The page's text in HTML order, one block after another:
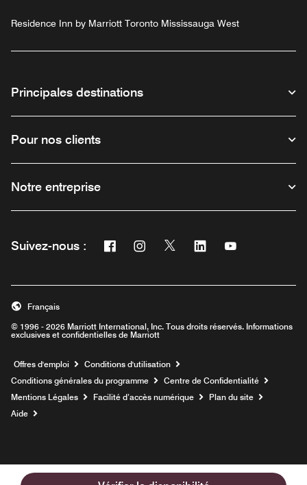
Residence Inn by Marriott Toronto Mississauga West
Principales destinations
Pour nos clients
Notre entreprise
Suivez-nous : Facebook
Ouvre une nouvelle fenêtre
Instagram
Ouvre une nouvelle fenêtre
Twitter
Ouvre une nouvelle fenêtre
Linkedin
Ouvre une nouvelle
Ouvre une
© 1996 - 2026 Marriott International, Inc. Tous droits réservés. Informations
exclusives et confidentielles de Marriott
Français
Offres d'emploi Ouvre une nouvelle fenêtre
Conditions d'utilisation
Conditions générales du programme
Centre de Confidentialité
Mentions Légales
Facilité d’accès numérique
Plan du site
Aide